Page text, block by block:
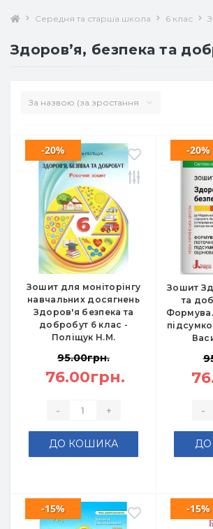
Середня та старша школа 6 клас
Здоров’я, безпека та
Зошит для моніторінгу
навчальних досягнень
Здоров'я безпека та
добробут 6 клас -
Поліщук Н.М.
-20%
95.00грн.
76.00грн.
- +
ДО КОШИКА
Зошит
та
-20%
-
-15% -15%